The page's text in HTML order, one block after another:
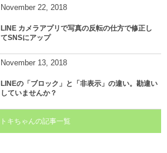
November 22, 2018
LINE カメラアプリで写真の反転の仕方で修正し
てSNSにアップ
November 13, 2018
LINEの「ブロック」と「非表示」の違い。勘違い
していませんか？
トキちゃんの記事一覧